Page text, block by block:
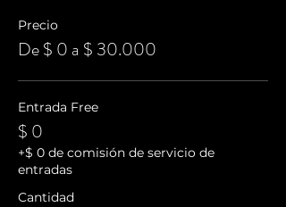
Precio
De $ 0 a $ 30.000
Entrada Free
$ 0
+$ 0 de comisión de servicio de
entradas
Cantidad